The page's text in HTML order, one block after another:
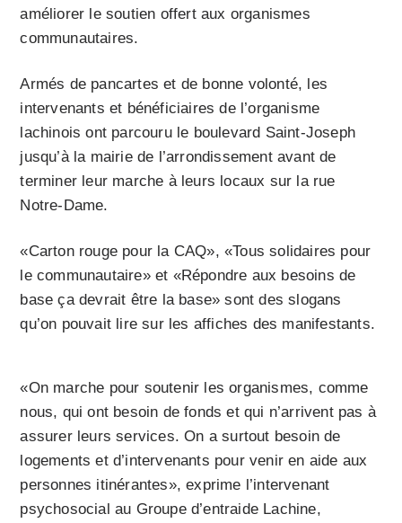
améliorer le soutien offert aux organismes
communautaires.
Armés de pancartes et de bonne volonté, les
intervenants et bénéficiaires de l’organisme
lachinois ont parcouru le boulevard Saint-Joseph
jusqu’à la mairie de l’arrondissement avant de
terminer leur marche à leurs locaux sur la rue
Notre-Dame.
«Carton rouge pour la CAQ», «Tous solidaires pour
le communautaire» et «Répondre aux besoins de
base ça devrait être la base» sont des slogans
qu’on pouvait lire sur les affiches des manifestants.
«On marche pour soutenir les organismes, comme
nous, qui ont besoin de fonds et qui n’arrivent pas à
assurer leurs services. On a surtout besoin de
logements et d’intervenants pour venir en aide aux
personnes itinérantes», exprime l’intervenant
psychosocial au Groupe d’entraide Lachine,